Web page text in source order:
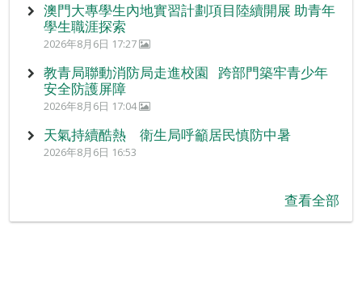
澳門大專學生內地實習計劃項目陸續開展 助青年
學生職涯探索
2026年8月6日 17:27
教青局聯動消防局走進校園 跨部門築牢青少年
安全防護屏障
2026年8月6日 17:04
天氣持續酷熱 衛生局呼籲居民慎防中暑
2026年8月6日 16:53
查看全部